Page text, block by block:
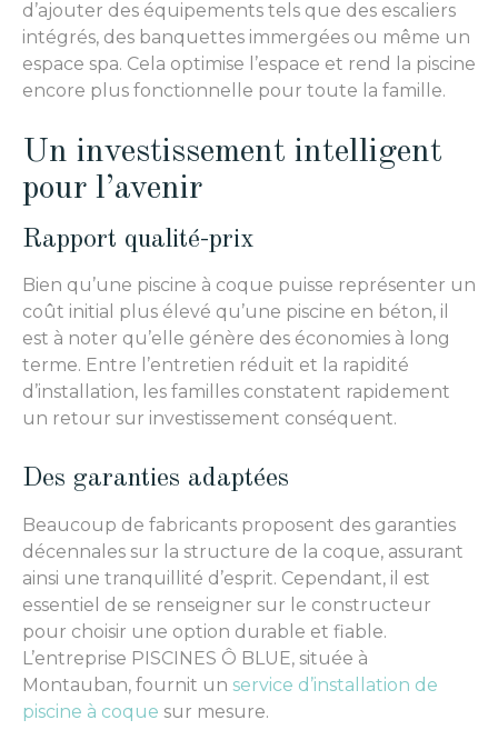
d’ajouter des équipements tels que des escaliers
intégrés, des banquettes immergées ou même un
espace spa. Cela optimise l’espace et rend la piscine
encore plus fonctionnelle pour toute la famille.
Un investissement intelligent
pour l’avenir
Rapport qualité-prix
Bien qu’une piscine à coque puisse représenter un
coût initial plus élevé qu’une piscine en béton, il
est à noter qu’elle génère des économies à long
terme. Entre l’entretien réduit et la rapidité
d’installation, les familles constatent rapidement
un retour sur investissement conséquent.
Des garanties adaptées
Beaucoup de fabricants proposent des garanties
décennales sur la structure de la coque, assurant
ainsi une tranquillité d’esprit. Cependant, il est
essentiel de se renseigner sur le constructeur
pour choisir une option durable et fiable.
L’entreprise PISCINES Ô BLUE, située à
Montauban, fournit un service d’installation de
piscine à coque sur mesure.